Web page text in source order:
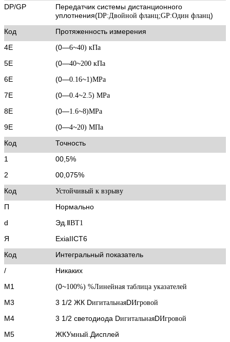
DP/GP
Передатчик системы дистанционного
уплотнения(DP:Двойной фланц;GP:Один фланц)
Код
Протяженность измерения
4E
(0—6~40) кПа
5E (0—40~200 кПа
6E (0—0.16~1)MPa
7E (0—0.4~2.5) MPa
8E (0—1.6~8)MPa
9E (0—4~20) МПа
Код
Точность
1
00,5%
2
00,075%
Код
Устойчивый к взрыву
П
Нормально
d
Эд.ⅡBT1
Я
ExiaIICT6
Код
Интегральный показатель
/
Никаких
М1
(0~100%) %Линейная таблица указателей
M3 3 1/2 ЖК DигитальнаяDИгровой
М4 3 1/2 светодиода DигитальнаяDИгровой
М5 ЖКУмный.Дисплей